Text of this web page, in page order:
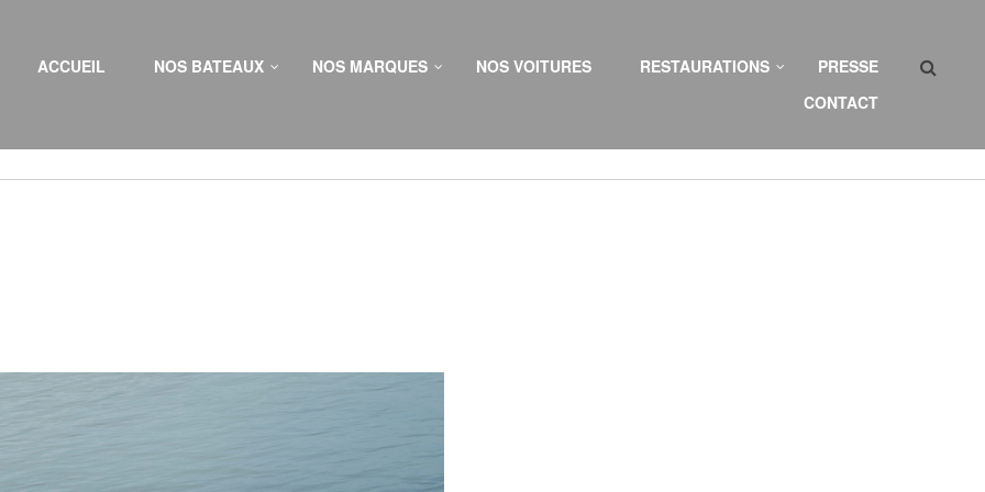
Search
ACCUEIL NOS BATEAUX NOS MARQUES NOS VOITURES RESTAURATIONS
PRESSE
CONTACT